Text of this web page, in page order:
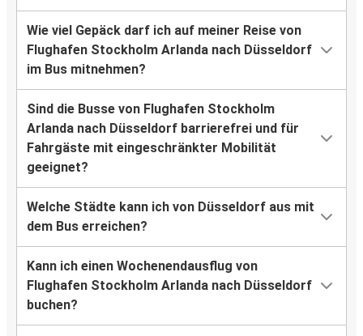
Wie viel Gepäck darf ich auf meiner Reise von
Flughafen Stockholm Arlanda nach Düsseldorf
im Bus mitnehmen?
Sind die Busse von Flughafen Stockholm
Arlanda nach Düsseldorf barrierefrei und für
Fahrgäste mit eingeschränkter Mobilität
geeignet?
Welche Städte kann ich von Düsseldorf aus mit
dem Bus erreichen?
Kann ich einen Wochenendausflug von
Flughafen Stockholm Arlanda nach Düsseldorf
buchen?